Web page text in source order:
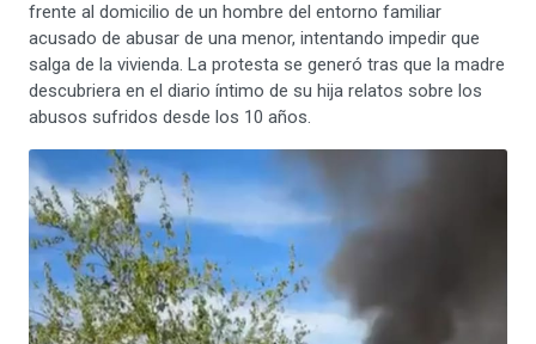
frente al domicilio de un hombre del entorno familiar
acusado de abusar de una menor, intentando impedir que
salga de la vivienda. La protesta se generó tras que la madre
descubriera en el diario íntimo de su hija relatos sobre los
abusos sufridos desde los 10 años.